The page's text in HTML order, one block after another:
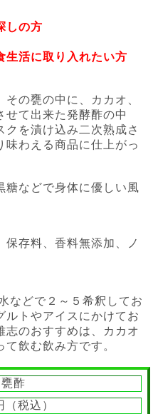
しの方
活に取り入れたい方
その甕の中に、カカオ、
せて出来た発酵酢の中
クを漬け込み二次熟成さ
味わえる商品に仕上がっ
糖などで身体に優しい風
保存料、香料無添加、ノ
などで２～５希釈してお
ルトやアイスにかけてお
志のおすすめは、カカオ
飲む飲み方です。
酢
（税込）